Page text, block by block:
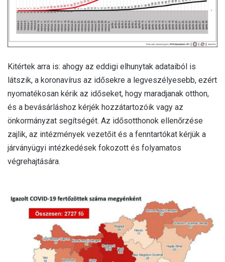
Kitértek arra is: ahogy az eddigi elhunytak adataiból is
látszik, a koronavírus az idősekre a legveszélyesebb, ezért
nyomatékosan kérik az időseket, hogy maradjanak otthon,
és a bevásárláshoz kérjék hozzátartozóik vagy az
önkormányzat segítségét. Az idősotthonok ellenőrzése
zajlik, az intézmények vezetőit és a fenntartókat kérjük a
járványügyi intézkedések fokozott és folyamatos
végrehajtására.